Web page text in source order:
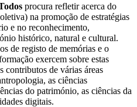
procura refletir acerca do
na promoção de estratégias
e no reconhecimento,
histórico, natural e cultural.
de registo de memórias e o
exercem sobre estas
contributos de várias áreas
as ciências
do património, as ciências da
digitais.